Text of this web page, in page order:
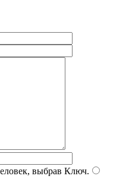
выбрав Ключ.